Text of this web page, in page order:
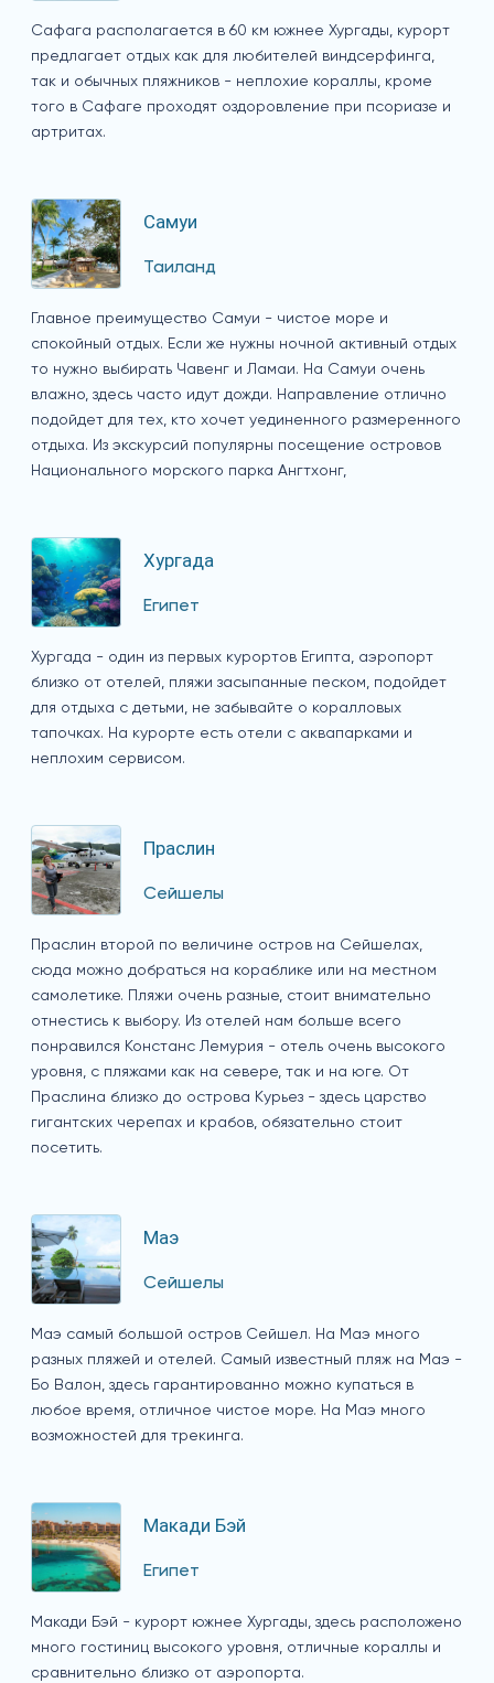
Сафага располагается в 60 км южнее Хургады, курорт
предлагает отдых как для любителей виндсерфинга,
так и обычных пляжников - неплохие кораллы, кроме
того в Сафаге проходят оздоровление при псориазе и
артритах.
Самуи
Таиланд
Главное преимущество Самуи - чистое море и
спокойный отдых. Если же нужны ночной активный отдых
то нужно выбирать Чавенг и Ламаи. На Самуи очень
влажно, здесь часто идут дожди. Направление отлично
подойдет для тех, кто хочет уединенного размеренного
отдыха. Из экскурсий популярны посещение островов
Национального морского парка Ангтхонг,
Хургада
Египет
Хургада - один из первых курортов Египта, аэропорт
близко от отелей, пляжи засыпанные песком, подойдет
для отдыха с детьми, не забывайте о коралловых
тапочках. На курорте есть отели с аквапарками и
неплохим сервисом.
Праслин
Сейшелы
Праслин второй по величине остров на Сейшелах,
сюда можно добраться на кораблике или на местном
самолетике. Пляжи очень разные, стоит внимательно
отнестись к выбору. Из отелей нам больше всего
понравился Констанс Лемурия - отель очень высокого
уровня, с пляжами как на севере, так и на юге. От
Праслина близко до острова Курьез - здесь царство
гигантских черепах и крабов, обязательно стоит
посетить.
Маэ
Сейшелы
Маэ самый большой остров Сейшел. На Маэ много
разных пляжей и отелей. Самый известный пляж на Маэ -
Бо Валон, здесь гарантированно можно купаться в
любое время, отличное чистое море. На Маэ много
возможностей для трекинга.
Макади Бэй
Египет
Макади Бэй - курорт южнее Хургады, здесь расположено
много гостиниц высокого уровня, отличные кораллы и
сравнительно близко от аэропорта.